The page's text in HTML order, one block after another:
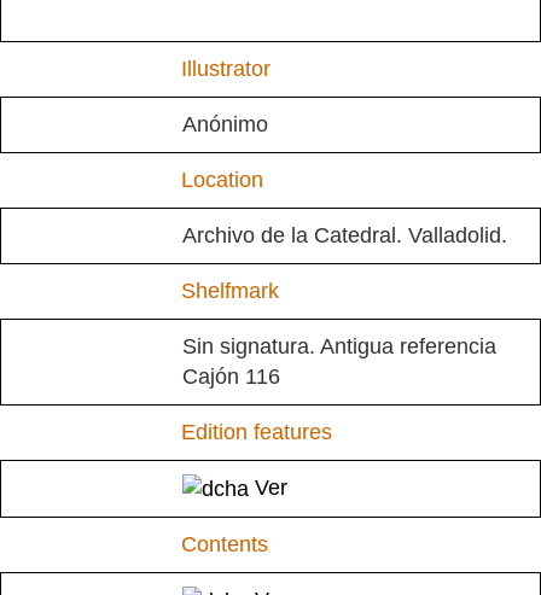
Illustrator
Anónimo
Location
Archivo de la Catedral. Valladolid.
Shelfmark
Sin signatura. Antigua referencia
Cajón 116
Edition features
Ver
Contents